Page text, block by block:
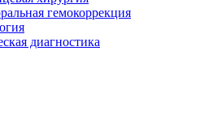
гемокоррекция
диагностика